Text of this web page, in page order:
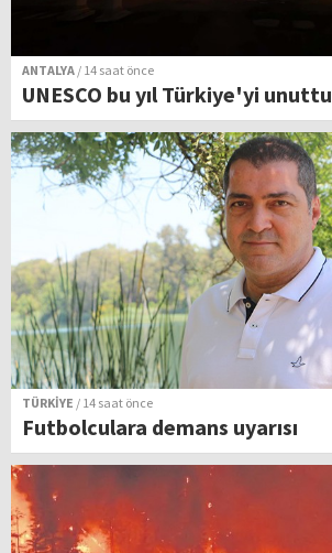
ANTALYA / 14 saat önce
UNESCO bu yıl Türkiye'yi unuttu
TÜRKİYE / 14 saat önce
Futbolculara demans uyarısı